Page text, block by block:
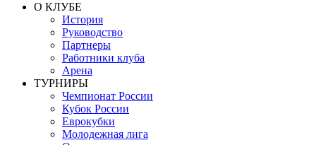
О КЛУБЕ
История
Руководство
Партнеры
Работники клуба
Арена
ТУРНИРЫ
Чемпионат России
Кубок России
Еврокубки
Молодежная лига